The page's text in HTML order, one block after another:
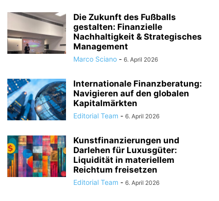
Die Zukunft des Fußballs
gestalten: Finanzielle
Nachhaltigkeit & Strategisches
Management
Marco Sciano - 6. April 2026
Internationale Finanzberatung:
Navigieren auf den globalen
Kapitalmärkten
Editorial Team - 6. April 2026
Kunstfinanzierungen und
Darlehen für Luxusgüter:
Liquidität in materiellem
Reichtum freisetzen
Editorial Team - 6. April 2026